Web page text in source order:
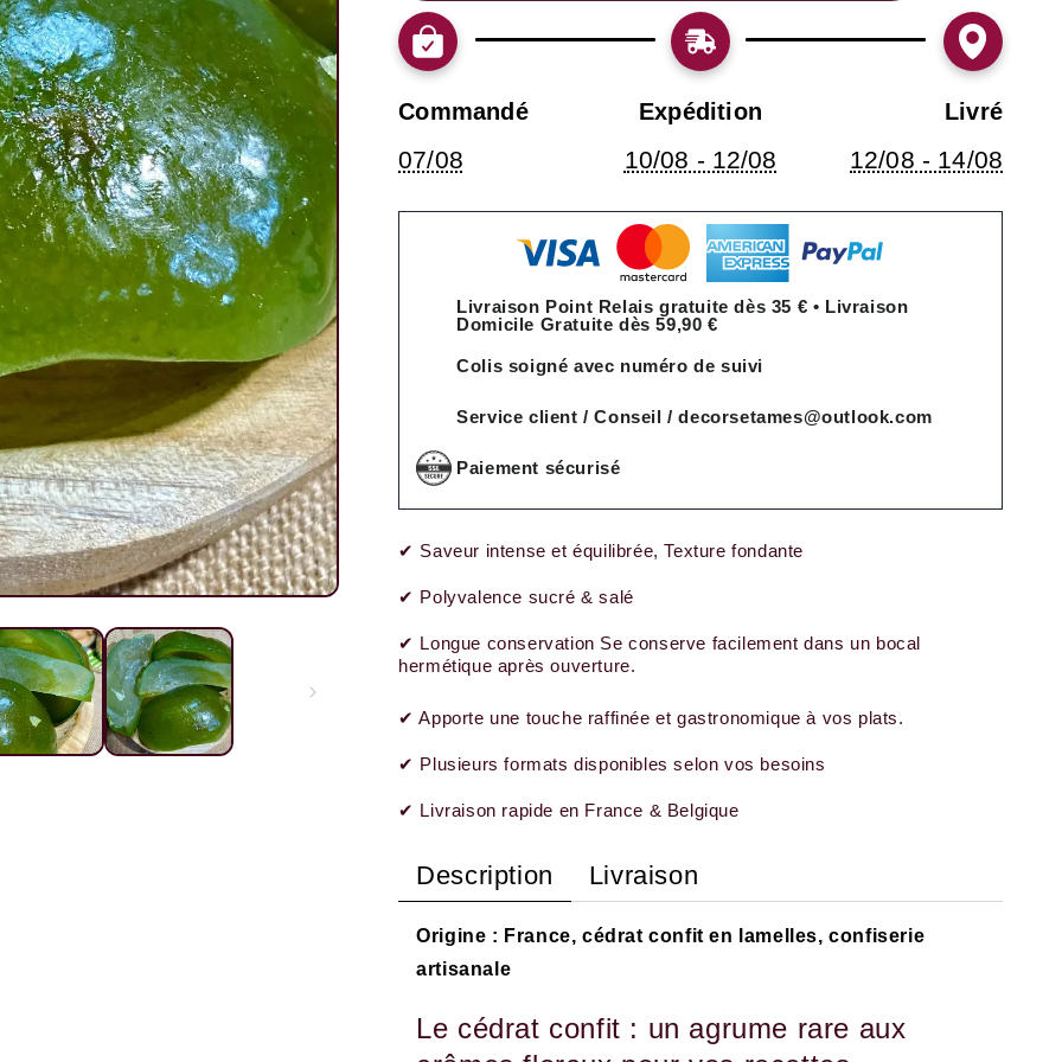
Commandé
07/08
Expédition
10/08 - 12/08
Livré
12/08 - 14/08
Livraison Point Relais gratuite dès 35 € • Livraison
Domicile Gratuite dès 59,90 €
Colis soigné avec numéro de suivi
Service client / Conseil / decorsetames@outlook.com
Paiement sécurisé
✔ Saveur intense et équilibrée, Texture fondante
✔ Polyvalence sucré & salé
✔ Longue conservation Se conserve facilement dans un bocal
hermétique après ouverture.
✔ Apporte une touche raffinée et gastronomique à vos plats.
✔ Plusieurs formats disponibles selon vos besoins
✔ Livraison rapide en France & Belgique
Description Livraison
Origine : France, cédrat confit en lamelles, confiserie
artisanale
Le cédrat confit : un agrume rare aux